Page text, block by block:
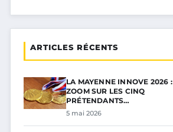
ARTICLES RÉCENTS
LA MAYENNE INNOVE 2026 :
ZOOM SUR LES CINQ
PRÉTENDANTS…
5 mai 2026